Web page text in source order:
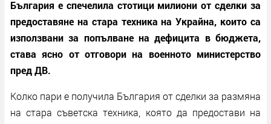
България е спечелила стотици милиони от сделки за
предоставяне на стара техника на Украйна, които са
използвани за попълване на дефицита в бюджета,
става ясно от отговори на военното министерство
пред ДВ.
Колко пари е получила България от сделки за размяна
на стара съветска техника, която да предостави на